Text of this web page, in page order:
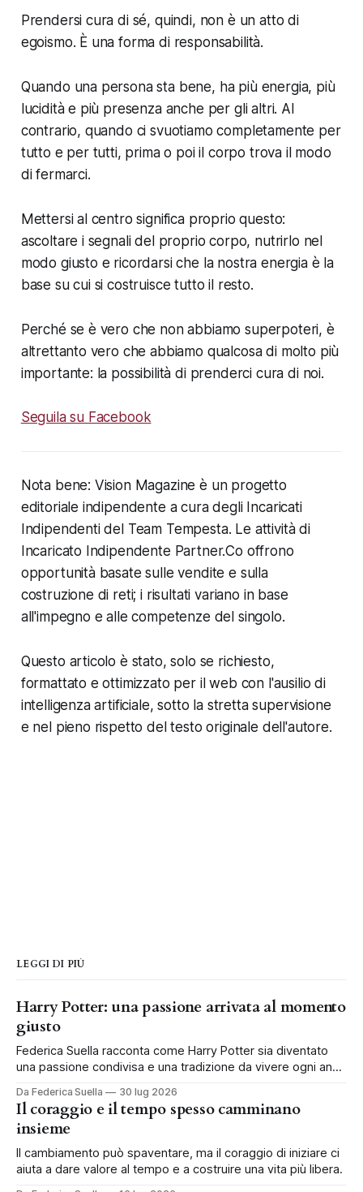
Prendersi cura di sé, quindi, non è un atto di
egoismo. È una forma di responsabilità.
Quando una persona sta bene, ha più energia, più
lucidità e più presenza anche per gli altri. Al
contrario, quando ci svuotiamo completamente per
tutto e per tutti, prima o poi il corpo trova il modo
di fermarci.
Mettersi al centro significa proprio questo:
ascoltare i segnali del proprio corpo, nutrirlo nel
modo giusto e ricordarsi che la nostra energia è la
base su cui si costruisce tutto il resto.
Perché se è vero che non abbiamo superpoteri, è
altrettanto vero che abbiamo qualcosa di molto più
importante: la possibilità di prenderci cura di noi.
Seguila su Facebook
Nota bene: Vision Magazine è un progetto
editoriale indipendente a cura degli Incaricati
Indipendenti del Team Tempesta. Le attività di
Incaricato Indipendente Partner.Co offrono
opportunità basate sulle vendite e sulla
costruzione di reti; i risultati variano in base
all'impegno e alle competenze del singolo.
Questo articolo è stato, solo se richiesto,
formattato e ottimizzato per il web con l'ausilio di
intelligenza artificiale, sotto la stretta supervisione
e nel pieno rispetto del testo originale dell'autore.
LEGGI DI PIÙ
Harry Potter: una passione arrivata al momento
giusto
Federica Suella racconta come Harry Potter sia diventato
una passione condivisa e una tradizione da vivere ogni anno
Da Federica Suella 30 lug 2026
Il coraggio e il tempo spesso camminano
insieme
Il cambiamento può spaventare, ma il coraggio di iniziare ci
aiuta a dare valore al tempo e a costruire una vita più libera.